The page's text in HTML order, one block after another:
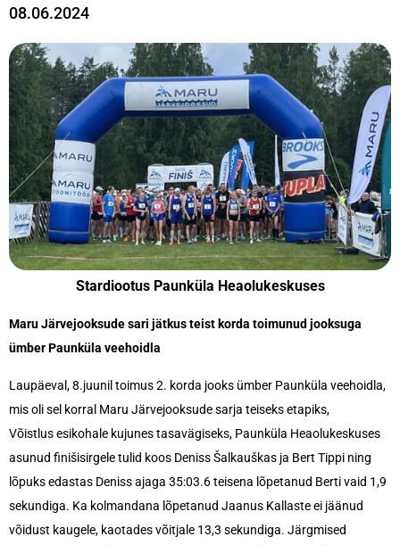
08.06.2024
Stardiootus Paunküla Heaolukeskuses
Maru Järvejooksude sari jätkus teist korda toimunud jooksuga
ümber Paunküla veehoidla
Laupäeval, 8.juunil toimus 2. korda jooks ümber Paunküla veehoidla,
mis oli sel korral Maru Järvejooksude sarja teiseks etapiks,
Võistlus esikohale kujunes tasavägiseks, Paunküla Heaolukeskuses
asunud finišisirgele tulid koos Deniss Šalkauškas ja Bert Tippi ning
lõpuks edastas Deniss ajaga 35:03.6 teisena lõpetanud Berti vaid 1,9
sekundiga. Ka kolmandana lõpetanud Jaanus Kallaste ei jäänud
võidust kaugele, kaotades võitjale 13,3 sekundiga. Järgmised